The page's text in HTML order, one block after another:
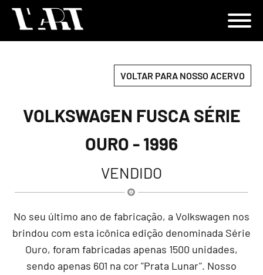
VOLTAR PARA NOSSO ACERVO
VOLKSWAGEN FUSCA SÉRIE
OURO - 1996
VENDIDO
No seu último ano de fabricação, a Volkswagen nos
brindou com esta icônica edição denominada Série
Ouro, foram fabricadas apenas 1500 unidades,
sendo apenas 601 na cor "Prata Lunar". Nosso